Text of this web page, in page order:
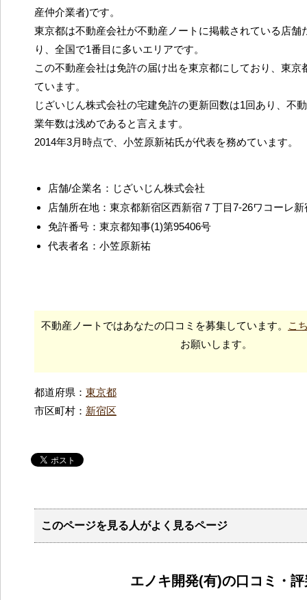
産仲介業者)です。
東京都は不動産会社が不動産ノートに掲載されている店舗
り、全国で1番目に多いエリアです。
この不動産会社は免許の届け出を東京都にしており、東京
ています。
じざいじん株式会社の宅建免許の更新回数は1回あり、不
業年数は浅めであると言えます。
2014年3月時点で、小笠原新祐氏が代表を務めています。
店舗/企業名：じざいじん株式会社
店舗所在地：東京都新宿区西新宿７丁目7-26ワコーレ
免許番号：東京都知事(1)第95406号
代表者名：小笠原新祐
不動産ノートではあなたの口コミを募集しています。
こ
お願いします。
都道府県： 東京都
市区町村： 新宿区
このページを見る人がよく見るページ
エノキ開発(有)の口コミ・